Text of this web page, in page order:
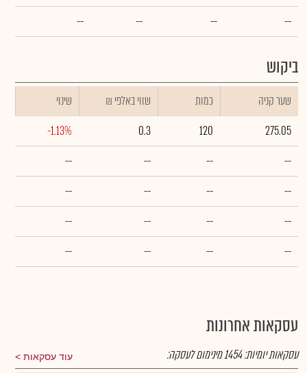
--
--
--
--
ביקוש
שער קניה כמות ₪ שווי באלפי
שינוי
275.05
120
0.3
-1.13%
--
--
--
--
--
--
--
--
--
--
--
--
--
--
--
--
עסקאות אחרונות
עוד עסקאות עסקאות יומיות:1454מינימום לעסקה: